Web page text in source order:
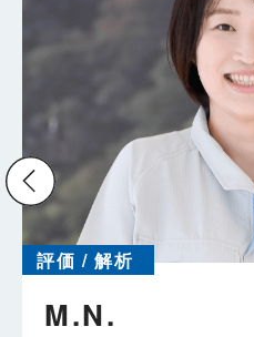
評価 / 解析
M.N.